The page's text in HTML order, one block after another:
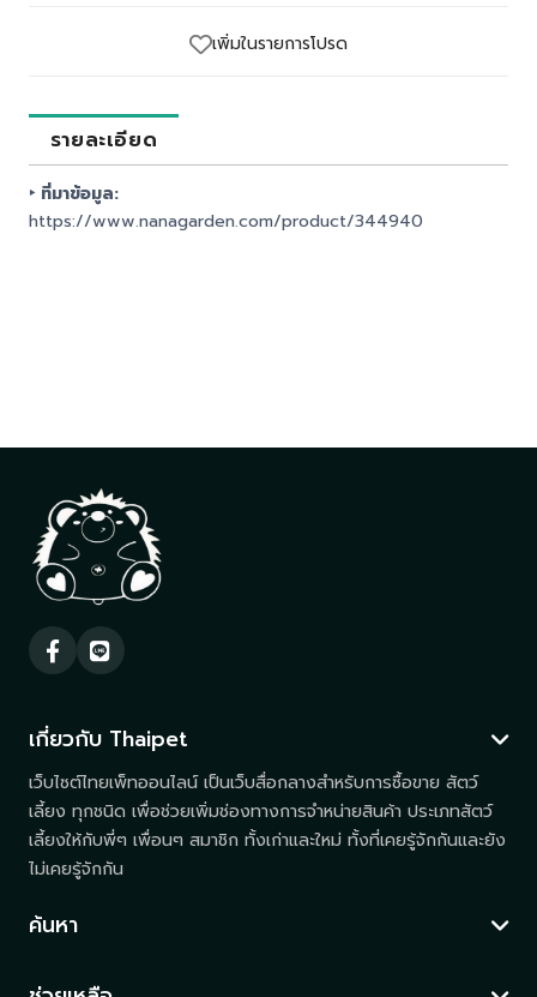
เพิ่มในรายการโปรด
รายละเอียด
‣ ที่มาข้อมูล:
https://www.nanagarden.com/product/344940
เกี่ยวกับ Thaipet
เว็บไซต์ไทยเพ็ทออนไลน์ เป็นเว็บสื่อกลางสำหรับการซื้อขาย สัตว์
เลี้ยง ทุกชนิด เพื่อช่วยเพิ่มช่องทางการจำหน่ายสินค้า ประเภทสัตว์
เลี้ยงให้กับพี่ๆ เพื่อนๆ สมาชิก ทั้งเก่าและใหม่ ทั้งที่เคยรู้จักกันและยัง
ไม่เคยรู้จักกัน
ค้นหา